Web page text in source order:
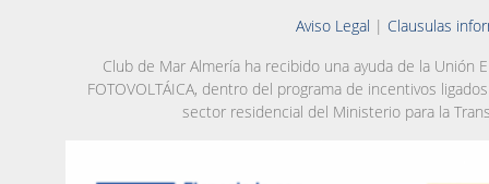
Aviso Legal | Clausulas
Club de Mar Almería ha recibido una ayuda de la Unión
FOTOVOLTÁICA, dentro del programa de incentivos
sector residencial del Ministerio para la